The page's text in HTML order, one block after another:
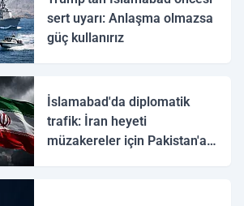
sert uyarı: Anlaşma olmazsa
güç kullanırız
İslamabad'da diplomatik
trafik: İran heyeti
müzakereler için Pakistan'a